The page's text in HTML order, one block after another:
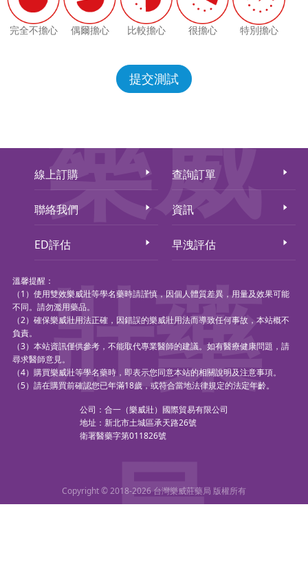
完全不擔心 偶爾擔心 比較擔心 很擔心 特別擔心
提交測試
線上訂購 查詢訂單
聯絡我們 資訊
ED評估 早洩評估
溫馨提醒：
（1）使用雙效樂威壯等學名藥時請謹慎，因個人體質差異，用量及效果可能
不同。請勿濫用藥品。
（2）確保樂威壯用法正確，因錯誤的樂威壯用法而導致任何事故，本站概不
負責。
（3）本站資訊僅供參考，不能取代專業醫師的建議。如有醫療健康問題，請
尋求醫師意見。
（4）購買樂威壯等學名藥時，即表示您同意本站的相關說明及注意事項。
（5）請在購買前確認您已年滿18歲，或符合當地法律規定的法定年齡。
公司：合一（樂威壯）國際貿易有限公司
地址：新北市土城區承天路26號
衛署醫藥字第011826號
Copyright © 2018-2026 台灣樂威莊藥局 版權所有
樂威
壯藥
局